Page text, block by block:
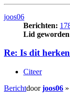
joos06
Berichten:
Lid
Re: Is dit
Citeer
Berichtdoorjoos06 »